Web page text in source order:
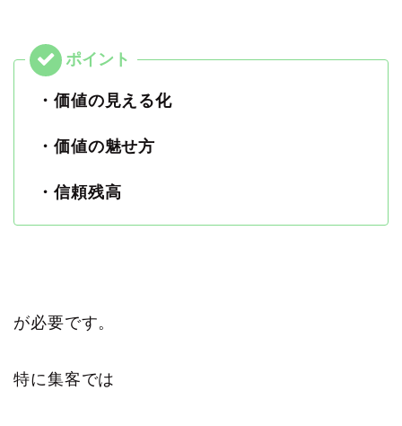
・価値の見える化
・価値の魅せ方
・信頼残高
が必要です。
特に集客では